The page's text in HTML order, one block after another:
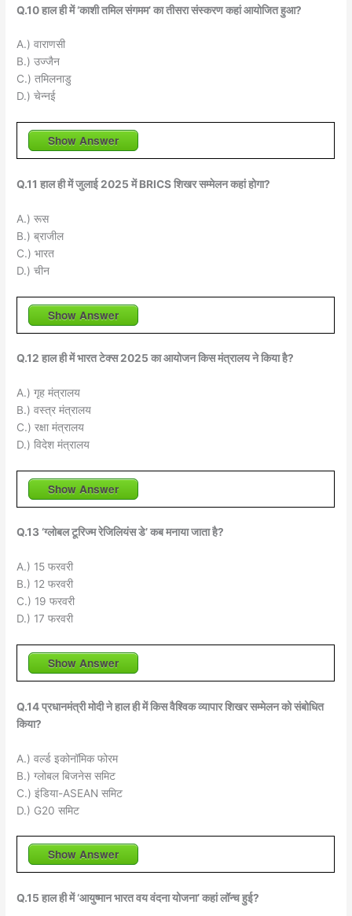
Q.10 हाल ही में ‘काशी तमिल संगमम’ का तीसरा संस्करण कहां आयोजित हुआ?
A.) वाराणसी
B.) उज्जैन
C.) तमिलनाडु
D.) चेन्नई
Show Answer
Q.11 हाल ही में जुलाई 2025 में BRICS शिखर सम्मेलन कहां होगा?
A.) रूस
B.) ब्राजील
C.) भारत
D.) चीन
Show Answer
Q.12 हाल ही में भारत टेक्स 2025 का आयोजन किस मंत्रालय ने किया है?
A.) गृह मंत्रालय
B.) वस्त्र मंत्रालय
C.) रक्षा मंत्रालय
D.) विदेश मंत्रालय
Show Answer
Q.13 ‘ग्लोबल टूरिज्म रेजिलियंस डे’ कब मनाया जाता है?
A.) 15 फरवरी
B.) 12 फरवरी
C.) 19 फरवरी
D.) 17 फरवरी
Show Answer
Q.14 प्रधानमंत्री मोदी ने हाल ही में किस वैश्विक व्यापार शिखर सम्मेलन को संबोधित
किया?
A.) वर्ल्ड इकोनॉमिक फोरम
B.) ग्लोबल बिजनेस समिट
C.) इंडिया-ASEAN समिट
D.) G20 समिट
Show Answer
Q.15 हाल ही में ‘आयुष्मान भारत वय वंदना योजना’ कहां लॉन्च हुई?